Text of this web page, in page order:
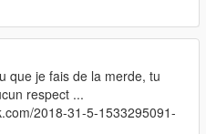
que je fais de la merde, tu
respect ...
2018-31-5-1533295091-